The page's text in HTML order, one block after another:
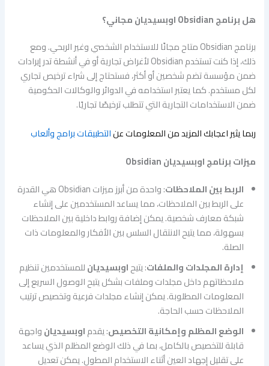
هل برنامج Obsidian اوبسيديان
مجاني؟
برنامج Obsidian متاح مجانًا للاستخدام الشخصي وغير الربحي. ومع
ذلك، إذا كنت تستخدم Obsidian لأغراض تجارية أو في أنشطة تدر إيرادات
ضمن مؤسسة تضم شخصين أو أكثر، فستحتاج إلى شراء ترخيص تجاري
لكل مستخدم. كما يعتبر استخدامه في الدوائر والوكالات الحكومية
ضمن الاستخدامات التجارية التي تتطلب ترخيصًا تجاريًا.
ربما يثير اعجابك المزيد من المعلومات عنالتطبيقات برامج وألعاب
ميزات برنامج اوبسيديان Obsidian
الربط بين الملاحظات
: واحدة من أبرز ميزات Obsidian هي القدرة
على الربط بين الملاحظات، مما يساعد المستخدمين على إنشاء
شبكة معارف شخصية. يمكن إضافة روابط داخلية بين الملاحظات
بسهولة، مما يتيح الانتقال السلس بين الأفكار والمعلومات ذات
الصلة.
إدارة المجلدات والملفات: يتيحاوبسيديانللمستخدمين تنظيم
ملاحظاتهم داخل مجلدات وملفات بشكل يتيح الوصول السريع إلى
المعلومات المطلوبة. يمكن إنشاء مجلدات فرعية وتخصيص ترتيب
الملاحظات حسب الحاجة.
الوضع المظلم وإمكانية التخصيص: يقدماوبسيديانواجهة
قابلة للتخصيص بالكامل، بما في ذلك الوضع المظلم الذي يساعد
على تقليل إجهاد العين أثناء الاستخدام المطول. يمكن تعديل